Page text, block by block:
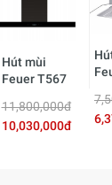
Hút mùi
Feuer T567
11,800,000đ
10,030,000đ